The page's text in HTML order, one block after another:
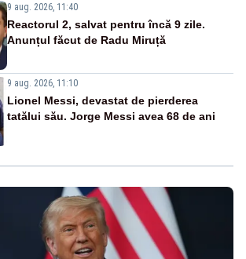
9 aug. 2026, 11:40
Reactorul 2, salvat pentru încă 9 zile.
Anunțul făcut de Radu Miruță
9 aug. 2026, 11:10
Lionel Messi, devastat de pierderea
tatălui său. Jorge Messi avea 68 de ani